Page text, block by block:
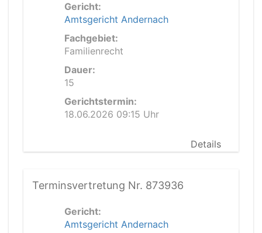
Gericht:
Amtsgericht Andernach
Fachgebiet:
Familienrecht
Dauer:
15
Gerichtstermin:
18.06.2026 09:15 Uhr
Details
Terminsvertretung Nr. 873936
Gericht:
Amtsgericht Andernach